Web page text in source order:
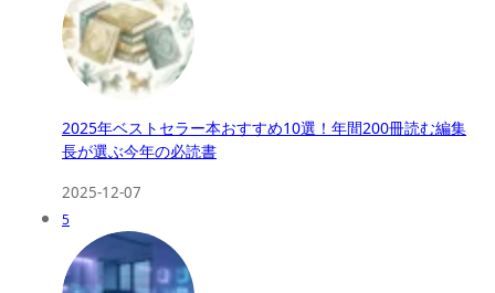
2025年ベストセラー本おすすめ10選！年間200冊読む編集
長が選ぶ今年の必読書
2025-12-07
5